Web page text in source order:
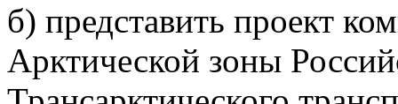
б) представить проект
Арктической зоны